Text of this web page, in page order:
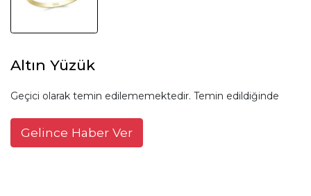
Altın Yüzük
Geçici olarak temin edilememektedir. Temin edildiğinde
Gelince Haber Ver